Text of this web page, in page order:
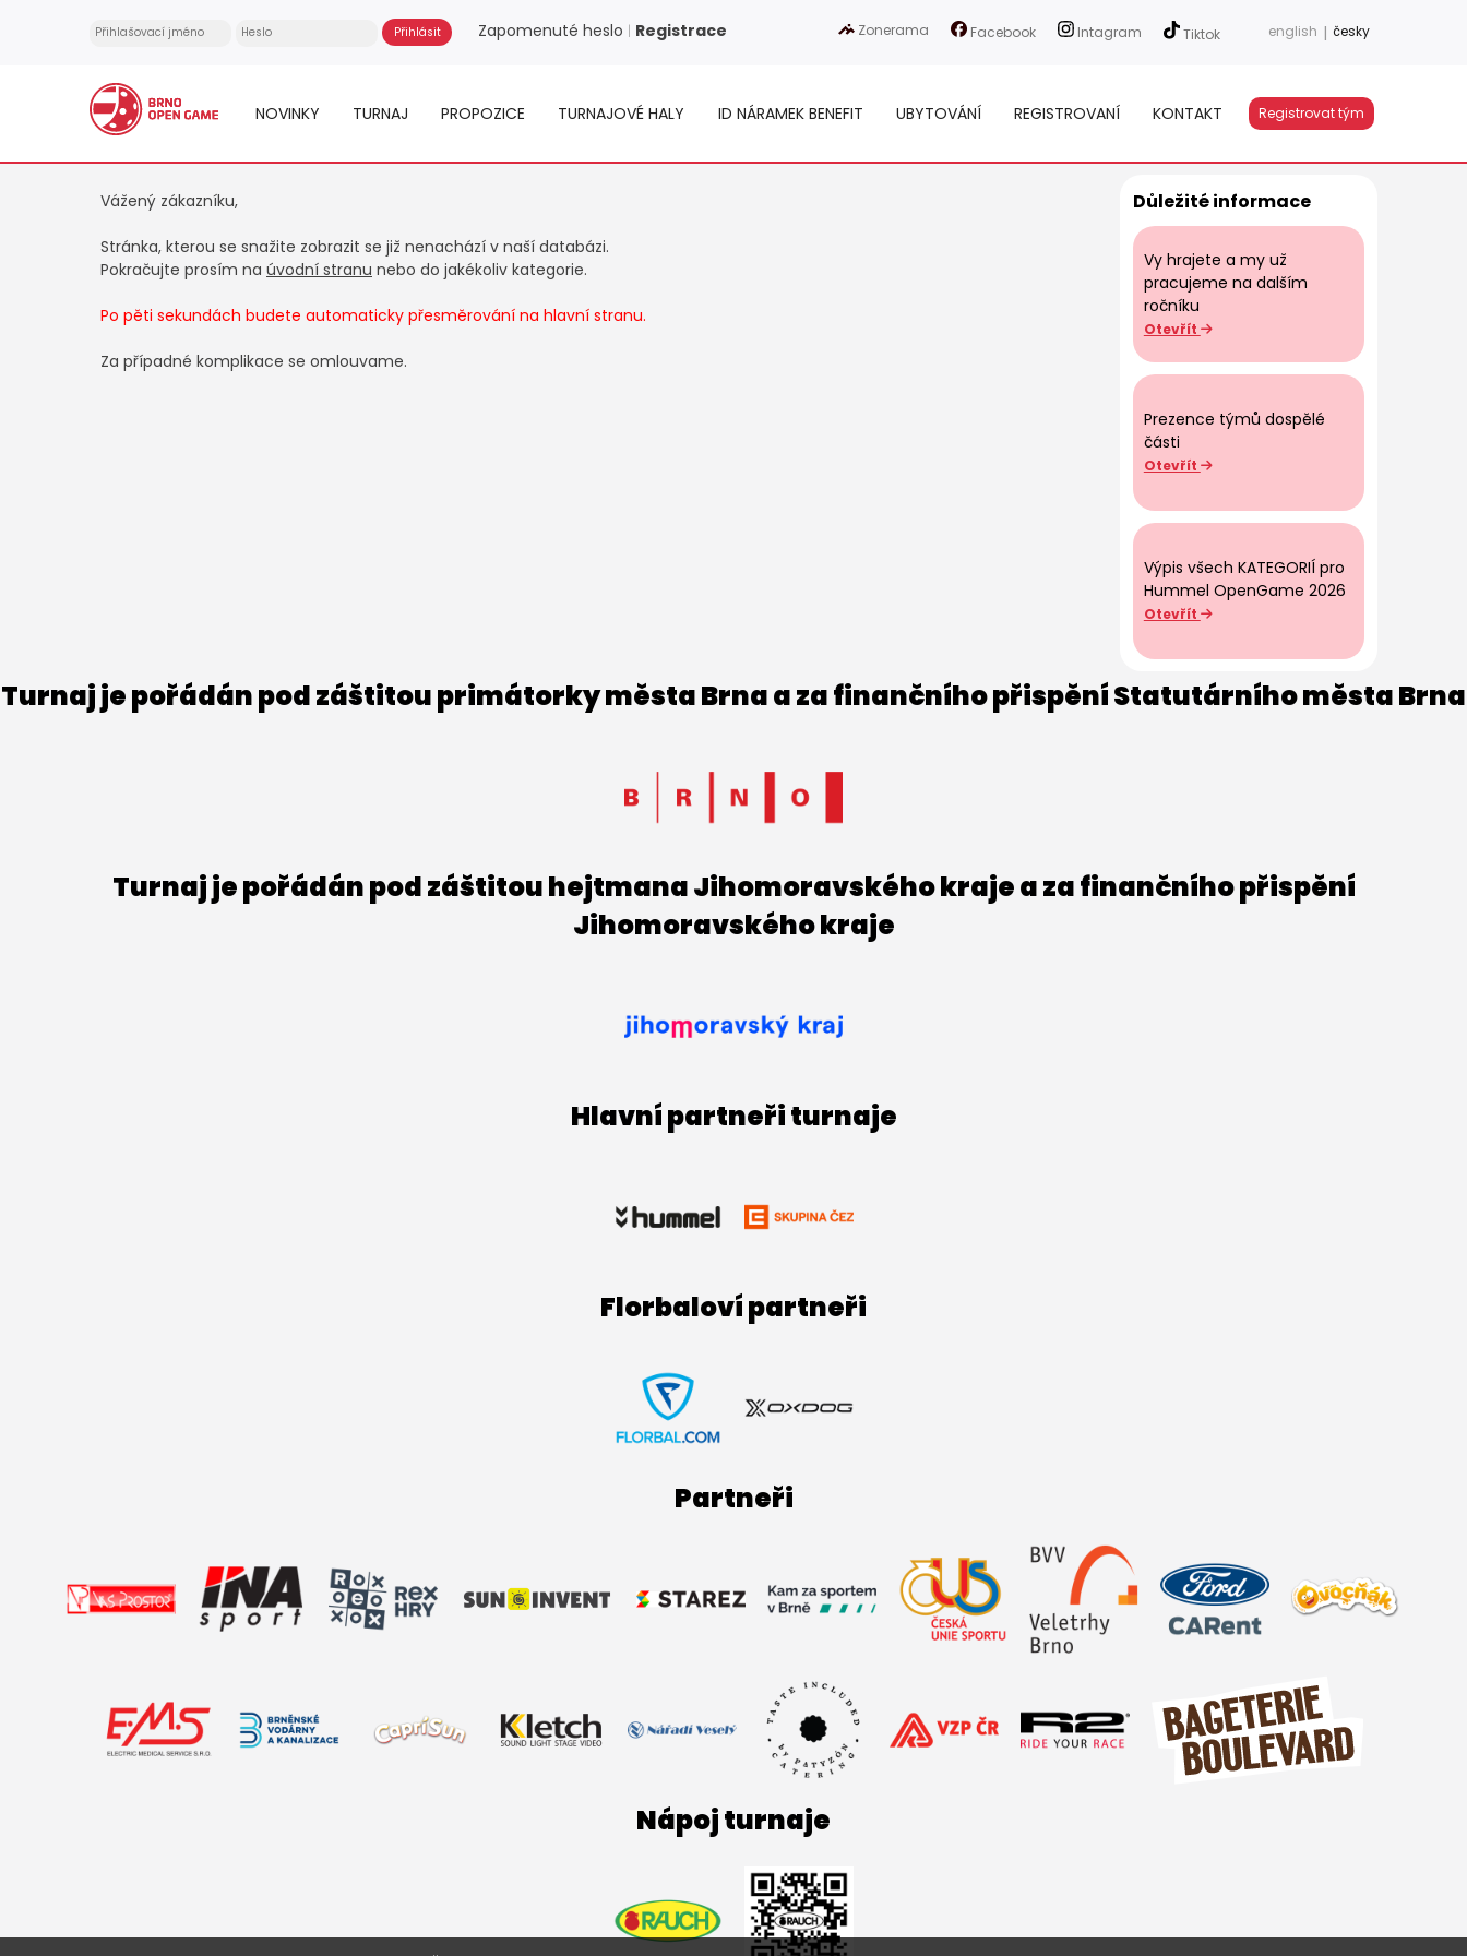
Zapomenuté heslo | Registrace Zonerama Facebook Intagram Tiktok english | česky
NOVINKY TURNAJ PROPOZICE TURNAJOVÉ HALY ID NÁRAMEK BENEFIT UBYTOVÁNÍ REGISTROVANÍ KONTAKT Registrovat tým
Vážený zákazníku,
Stránka, kterou se snažite zobrazit se již nenachází v naší databázi.
Pokračujte prosím na úvodní stranu nebo do jakékoliv kategorie.
Po pěti sekundách budete automaticky přesměrování na hlavní stranu.
Za případné komplikace se omlouvame.
Důležité informace
Vy hrajete a my už
pracujeme na dalším
ročníku
Otevřít
Prezence týmů dospělé
části
Otevřít
Výpis všech KATEGORIÍ pro
Hummel OpenGame 2026
Otevřít
Turnaj je pořádán pod záštitou primátorky města Brna a za finančního přispění Statutárního města Brna
Turnaj je pořádán pod záštitou hejtmana Jihomoravského kraje a za finančního přispění
Jihomoravského kraje
Hlavní partneři turnaje
Florbaloví partneři
Partneři
Nápoj turnaje